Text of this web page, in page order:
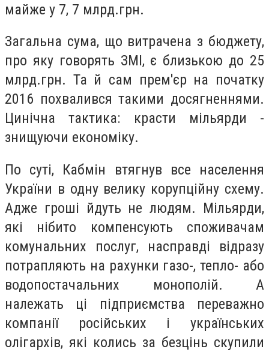
майже у 7, 7 млрд.грн.
Загальна сума, що витрачена з бюджету,
про яку говорять ЗМІ, є близькою до 25
млрд.грн. Та й сам прем'єр на початку
2016 похвалився такими досягненнями.
Цинічна тактика: красти мільярди -
знищуючи економіку.
По суті, Кабмін втягнув все населення
України в одну велику корупційну схему.
Адже гроші йдуть не людям. Мільярди,
які нібито компенсують споживачам
комунальних послуг, насправді відразу
потрапляють на рахунки газо-, тепло- або
водопостачальних монополій. А
належать ці підприємства переважно
компанії російських і українських
олігархів, які колись за безцінь скупили